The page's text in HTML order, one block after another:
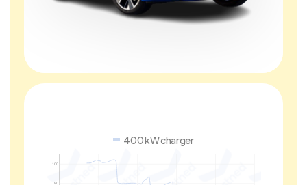
400 kW charger
80
100